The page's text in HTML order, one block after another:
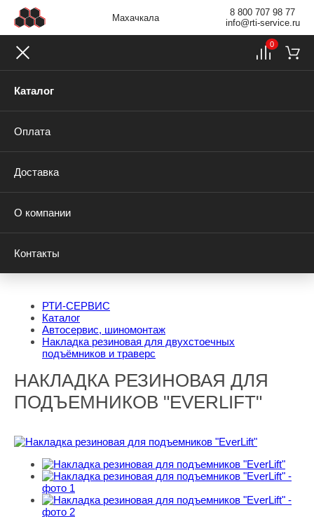
Махачкала
8 800 707 98 77
info@rti-service.ru
Каталог
Оплата
Доставка
О компании
Контакты
0
РТИ-СЕРВИС
Каталог
Автосервис, шиномонтаж
Накладка резиновая для двухстоечных
подъёмников и траверс
НАКЛАДКА РЕЗИНОВАЯ ДЛЯ
ПОДЪЕМНИКОВ "EVERLIFT"